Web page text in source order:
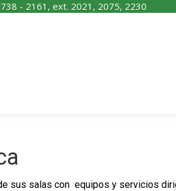
- 2161, ext. 2021, 2075, 2230
sus salas con equipos y servicios